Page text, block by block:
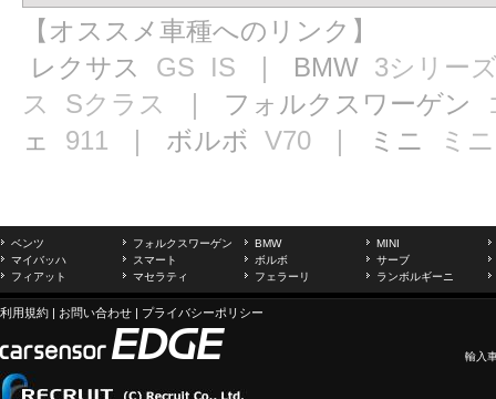
【オススメ車種へのリンク】
レクサス GS IS ｜ BMW 3シリー
ス
Sクラス ｜ フォルクスワーゲン
ェ 911 ｜ ボルボ V70 ｜ ミニ ミニ
ベンツ フォルクスワーゲン BMW
MINI
マイバッハ
スマート ボルボ
サーブ
フィアット
マセラティ フェラーリ ランボルギーニ
利用規約 | お問い合わせ | プライバシーポリシー
輸入